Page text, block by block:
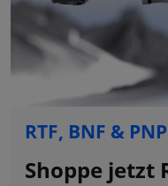
RTF, BNF & PNP
Shoppe jetzt